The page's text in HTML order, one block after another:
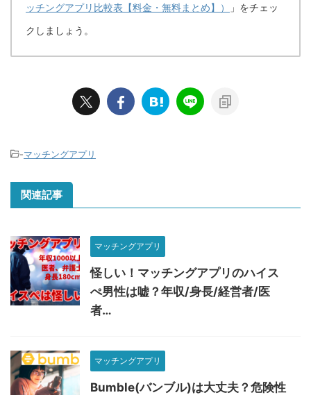
ッチングアプリ比較表【料金・無料まとめ】）
」をチェッ
クしましょう。
-マッチングアプリ
関連記事
マッチングアプリ
怪しい！マッチングアプリのハイス
ぺ男性は嘘？年収/身長/経営者/医
者…
マッチングアプリ
Bumble(バンブル)は大丈夫？危険性